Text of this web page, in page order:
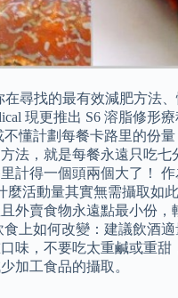
在尋找的最有效減肥方法、
現更推出 S6 溶脂修形
懂計劃每餐卡路里的份
法，就是每餐永遠只吃七
計得一個頭兩個大了！ 作
麼活動量其實無需攝取如
外賣食物永遠點最小份，
上如何改變：建議飲酒
味，不要吃太重鹹或重甜
加工食品的攝取。